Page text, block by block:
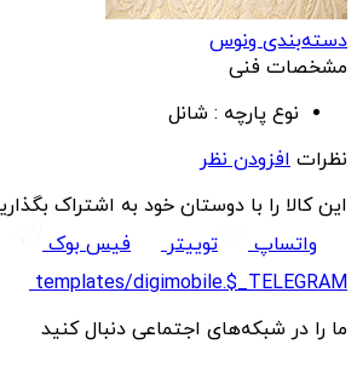
دسته‌بندی ونوس
مشخصات فنی
نوع پارچه : شانل
نظرات افزودن نظر
این کالا را با دوستان خود به اشتراک
واتساپ
توییتر
فیس بوک
templates/digimobile.$_TELEGRAM
ما را در شبکه‌های اجتماعی دنبال کنید